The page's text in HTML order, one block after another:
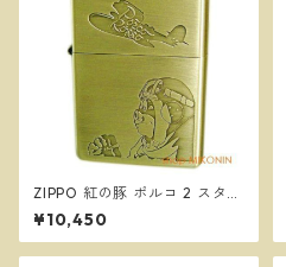
ZIPPO 紅の豚 ポルコ 2 スタジ
オジブリ ジッポー オイルライ
ター NZ-05
¥10,450